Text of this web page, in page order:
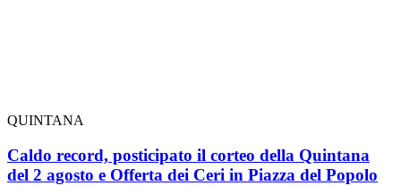
QUINTANA
Caldo record, posticipato il corteo della Quintana
del 2 agosto e Offerta dei Ceri in Piazza del Popolo